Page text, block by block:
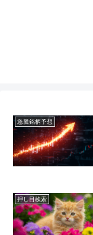
急騰銘柄予想
押し目検索